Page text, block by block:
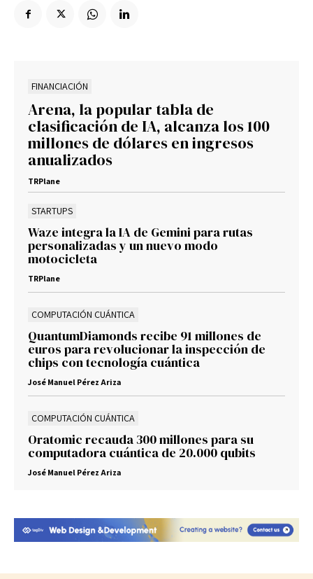
FINANCIACIÓN
Arena, la popular tabla de
clasificación de IA, alcanza los 100
millones de dólares en ingresos
anualizados
TRPlane
STARTUPS
Waze integra la IA de Gemini para rutas
personalizadas y un nuevo modo
motocicleta
TRPlane
COMPUTACIÓN CUÁNTICA
QuantumDiamonds recibe 91 millones de
euros para revolucionar la inspección de
chips con tecnología cuántica
José Manuel Pérez Ariza
COMPUTACIÓN CUÁNTICA
Oratomic recauda 300 millones para su
computadora cuántica de 20.000 qubits
José Manuel Pérez Ariza